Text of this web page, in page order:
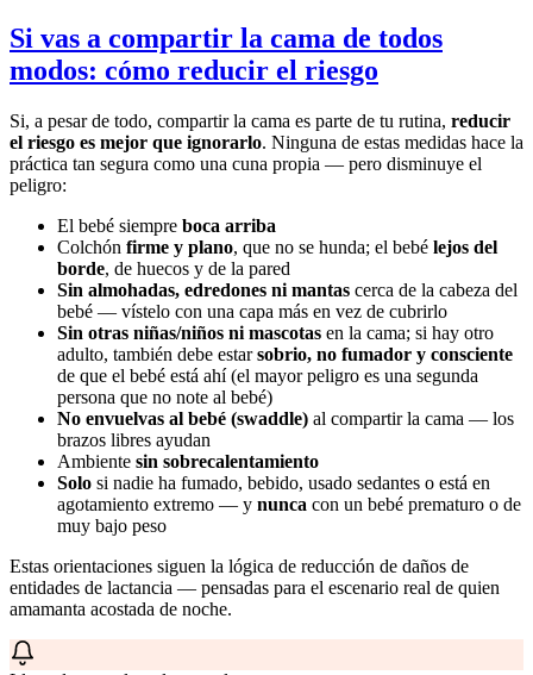
Si vas a compartir la cama de todos
modos: cómo reducir el riesgo
Si, a pesar de todo, compartir la cama es parte de tu rutina, reducir
el riesgo es mejor que ignorarlo. Ninguna de estas medidas hace la
práctica tan segura como una cuna propia — pero disminuye el
peligro:
El bebé siempre boca arriba
Colchón firme y plano, que no se hunda; el bebé lejos del
borde, de huecos y de la pared
Sin almohadas, edredones ni mantas cerca de la cabeza del
bebé — vístelo con una capa más en vez de cubrirlo
Sin otras niñas/niños ni mascotas en la cama; si hay otro
adulto, también debe estarsobrio, no fumador y consciente
de que el bebé está ahí (el mayor peligro es una segunda
persona que no note al bebé)
No envuelvas al bebé (swaddle) al compartir la cama — los
brazos libres ayudan
Ambiente sin sobrecalentamiento
Solo si nadie ha fumado, bebido, usado sedantes o está en
agotamiento extremo — y nunca con un bebé prematuro o de
muy bajo peso
Estas orientaciones siguen la lógica de reducción de daños de
entidades de lactancia — pensadas para el escenario real de quien
amamanta acostada de noche.